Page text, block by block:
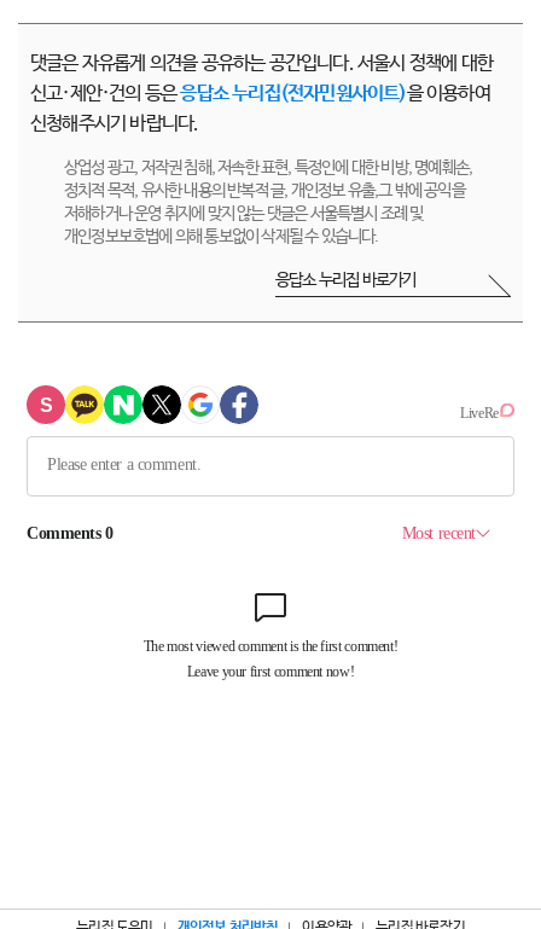
댓글은 자유롭게 의견을 공유하는 공간입니다. 서울시 정책에 대한
신고·제안·건의 등은응답소 누리집(전자민원사이트)을 이용하여
신청해주시기 바랍니다.
상업성 광고, 저작권 침해, 저속한 표현, 특정인에 대한 비방, 명예훼손,
정치적 목적, 유사한 내용의 반복적 글, 개인정보 유출,그 밖에 공익을
저해하거나 운영 취지에 맞지 않는 댓글은 서울특별시 조례 및
개인정보보호법에 의해 통보없이 삭제될 수 있습니다.
응답소 누리집 바로가기